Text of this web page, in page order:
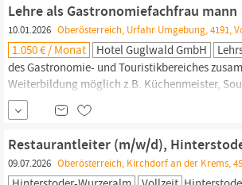
gewährleisten Unser Angebot Mehr im Börserl:
Mindestgehalt ab € 2...
Lehre als Gastronomiefachfrau mann
10.01.2026 Oberösterreich, Urfahr Umgebung, 4191,
1.050 € / Monat Hotel Guglwald GmbH
des Gastronomie- und Touristikbereiches
Weiterbildung möglich z.B. Küchenmeister,
Küchenchef, Betriebsleiter, Sommelier
Aufstiegschancen z.B. „Maître d’hôtel“,
Hotelmanager. ## Anforderungen
Schulausbildung Engagement Freude am
##
Restaurantleiter (m/w/d),
09.07.2026 Oberösterreich, Kirchdorf an der Krems,